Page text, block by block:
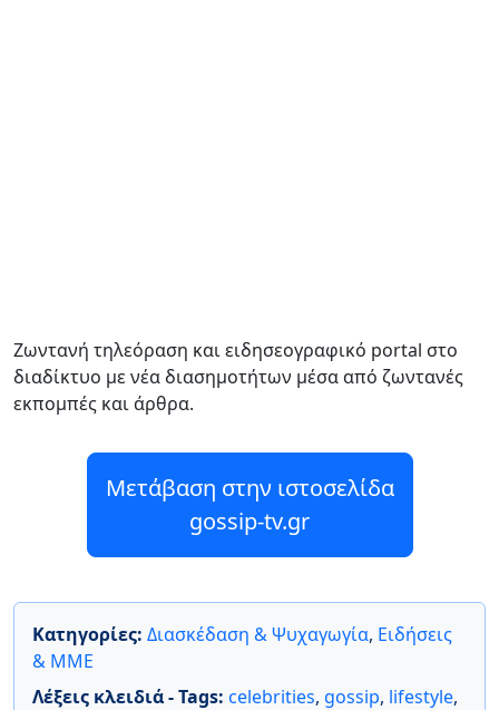
Ζωντανή τηλεόραση και ειδησεογραφικό portal στο
διαδίκτυο με νέα διασημοτήτων μέσα από ζωντανές
εκπομπές και άρθρα.
Μετάβαση στην ιστοσελίδα
gossip-tv.gr
Κατηγορίες: Διασκέδαση & Ψυχαγωγία, Ειδήσεις
& ΜΜΕ
Λέξεις κλειδιά - Tags: celebrities, gossip, lifestyle,